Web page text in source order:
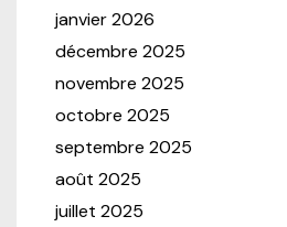
janvier 2026
décembre 2025
novembre 2025
octobre 2025
septembre 2025
août 2025
juillet 2025